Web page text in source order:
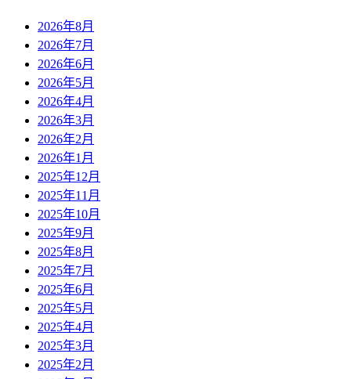
2026年8月
2026年7月
2026年6月
2026年5月
2026年4月
2026年3月
2026年2月
2026年1月
2025年12月
2025年11月
2025年10月
2025年9月
2025年8月
2025年7月
2025年6月
2025年5月
2025年4月
2025年3月
2025年2月